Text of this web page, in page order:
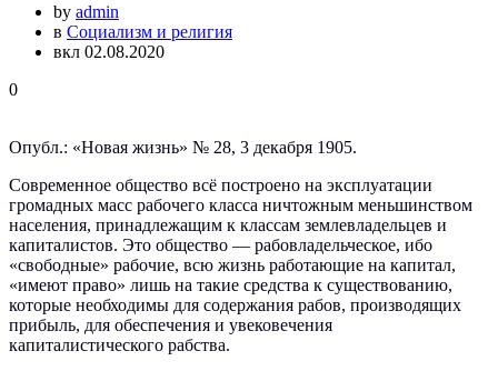
by admin
в Социализм и религия
вкл 02.08.2020
0
Опубл.: «Новая жизнь» № 28, 3 декабря 1905.
Современное общество всё построено на эксплуатации
громадных масс рабочего класса ничтожным меньшинством
населения, принадлежащим к классам землевладельцев и
капиталистов. Это общество — рабовладельческое, ибо
«свободные» рабочие, всю жизнь работающие на капитал,
«имеют право» лишь на такие средства к существованию,
которые необходимы для содержания рабов, производящих
прибыль, для обеспечения и увековечения
капиталистического рабства.